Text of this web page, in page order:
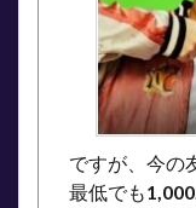
ですが、今の
最低でも